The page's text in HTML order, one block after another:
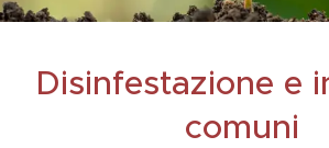
Disinfestazione e
comuni